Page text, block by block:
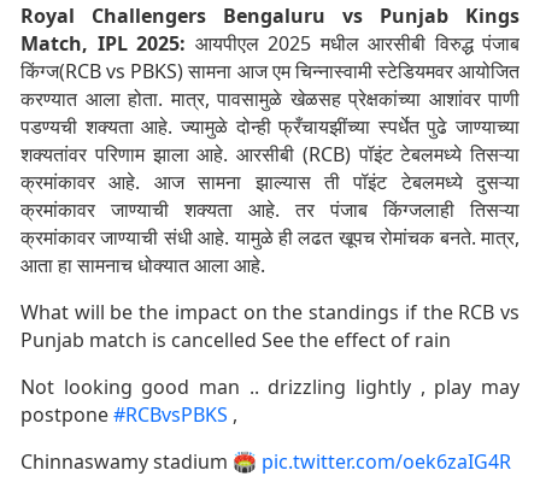
Royal Challengers Bengaluru vs Punjab Kings
Match, IPL 2025: आयपीएल 2025 मधील आरसीबी विरुद्ध पंजाब
किंग्ज(RCB vs PBKS) सामना आज एम चिन्नास्वामी स्टेडियमवर आयोजित
करण्यात आला होता. मात्र, पावसामुळे खेळसह प्रेक्षकांच्या आशांवर पाणी
पडण्यची शक्यता आहे. ज्यामुळे दोन्ही फ्रँचायझींच्या स्पर्धेत पुढे जाण्याच्या
शक्यतांवर परिणाम झाला आहे. आरसीबी (RCB) पॉइंट टेबलमध्ये तिसऱ्या
क्रमांकावर आहे. आज सामना झाल्यास ती पॉइंट टेबलमध्ये दुसऱ्या
क्रमांकावर जाण्याची शक्यता आहे. तर पंजाब किंग्जलाही तिसऱ्या
क्रमांकावर जाण्याची संधी आहे. यामुळे ही लढत खूपच रोमांचक बनते. मात्र,
आता हा सामनाच धोक्यात आला आहे.
What will be the impact on the standings if the RCB vs
Punjab match is cancelled See the effect of rain
Not looking good man .. drizzling lightly , play may
postpone#RCBvsPBKS ,
Chinnaswamy stadium 🏟️ pic.twitter.com/oek6zaIG4R